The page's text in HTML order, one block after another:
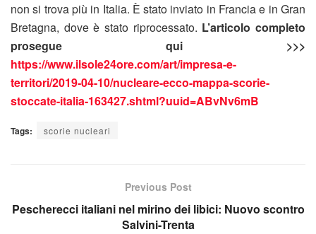
non si trova più in Italia. È stato inviato in Francia e in Gran
Bretagna, dove è stato riprocessato. L’articolo completo
prosegue qui >>>
https://www.ilsole24ore.com/art/impresa-e-
territori/2019-04-10/nucleare-ecco-mappa-scorie-
stoccate-italia-163427.shtml?uuid=ABvNv6mB
Tags: scorie nucleari
Previous Post
Pescherecci italiani nel mirino dei libici: Nuovo scontro
Salvini-Trenta